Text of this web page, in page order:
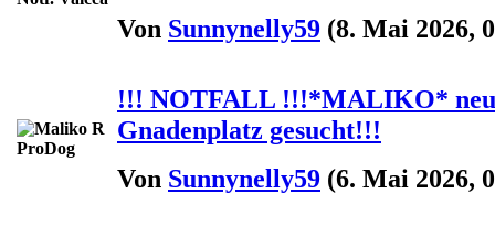
Von Sunnynelly59 (8. Mai 2026,
!!! NOTFALL !!!*MALIKO*
Gnadenplatz gesucht!!!
Von Sunnynelly59 (6. Mai 2026,